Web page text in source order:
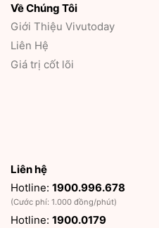
Về Chúng Tôi
Giới Thiệu Vivutoday
Liên Hệ
Giá trị cốt lõi
Liên hệ
Hotline: 1900.996.678
(Cước phí: 1.000 đồng/phút)
Hotline: 1900.0179